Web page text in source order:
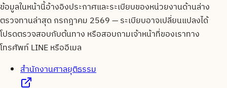
ข้อมูลในหน้านี้อ้างอิงประกาศและระเบียบของหน่วยงานด้านล่าง
ตรวจทานล่าสุด กรกฎาคม 2569— ระเบียบอาจเปลี่ยนแปลงได้
โปรดตรวจสอบกับต้นทาง หรือสอบถามเจ้าหน้าที่ของเราทาง
โทรศัพท์ LINE หรืออีเมล
สำนักงานศาลยุติธรรม